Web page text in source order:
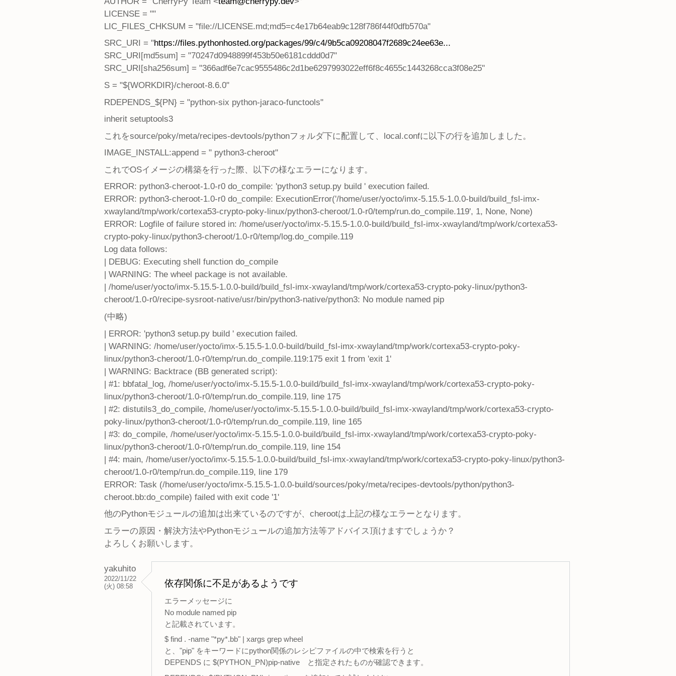
LICENSE = ""
LIC_FILES_CHKSUM = "file://LICENSE.md;md5=c4e17b64eab9c128f786f44f0dfb570a"
SRC_URI = "https://files.pythonhosted.org/packages/99/c4/9b5ca09208047f2689c24ee63e...
SRC_URI[md5sum] = "70247d0948899f453b50e6181cddd0d7"
SRC_URI[sha256sum] = "366adf6e7cac9555486c2d1be6297993022eff6f8c4655c1443268cca3f08e25"
S = "${WORKDIR}/cheroot-8.6.0"
RDEPENDS_${PN} = "python-six python-jaraco-functools"
inherit setuptools3
これをsource/poky/meta/recipes-devtools/pythonフォルダ下に配置して、local.confに以下の行を追加しました。
IMAGE_INSTALL:append = " python3-cheroot"
これでOSイメージの構築を行った際、以下の様なエラーになります。
ERROR: python3-cheroot-1.0-r0 do_compile: 'python3 setup.py build ' execution failed.
ERROR: python3-cheroot-1.0-r0 do_compile: ExecutionError('/home/user/yocto/imx-5.15.5-1.0.0-build/build_fsl-imx-
xwayland/tmp/work/cortexa53-crypto-poky-linux/python3-cheroot/1.0-r0/temp/run.do_compile.119', 1, None, None)
ERROR: Logfile of failure stored in: /home/user/yocto/imx-5.15.5-1.0.0-build/build_fsl-imx-xwayland/tmp/work/cortexa53-
crypto-poky-linux/python3-cheroot/1.0-r0/temp/log.do_compile.119
Log data follows:
| DEBUG: Executing shell function do_compile
| WARNING: The wheel package is not available.
| /home/user/yocto/imx-5.15.5-1.0.0-build/build_fsl-imx-xwayland/tmp/work/cortexa53-crypto-poky-linux/python3-
cheroot/1.0-r0/recipe-sysroot-native/usr/bin/python3-native/python3: No module named pip
(中略)
| ERROR: 'python3 setup.py build ' execution failed.
| WARNING: /home/user/yocto/imx-5.15.5-1.0.0-build/build_fsl-imx-xwayland/tmp/work/cortexa53-crypto-poky-
linux/python3-cheroot/1.0-r0/temp/run.do_compile.119:175 exit 1 from 'exit 1'
| WARNING: Backtrace (BB generated script):
| #1: bbfatal_log, /home/user/yocto/imx-5.15.5-1.0.0-build/build_fsl-imx-xwayland/tmp/work/cortexa53-crypto-poky-
linux/python3-cheroot/1.0-r0/temp/run.do_compile.119, line 175
| #2: distutils3_do_compile, /home/user/yocto/imx-5.15.5-1.0.0-build/build_fsl-imx-xwayland/tmp/work/cortexa53-crypto-
poky-linux/python3-cheroot/1.0-r0/temp/run.do_compile.119, line 165
| #3: do_compile, /home/user/yocto/imx-5.15.5-1.0.0-build/build_fsl-imx-xwayland/tmp/work/cortexa53-crypto-poky-
linux/python3-cheroot/1.0-r0/temp/run.do_compile.119, line 154
| #4: main, /home/user/yocto/imx-5.15.5-1.0.0-build/build_fsl-imx-xwayland/tmp/work/cortexa53-crypto-poky-linux/python3-
cheroot/1.0-r0/temp/run.do_compile.119, line 179
ERROR: Task (/home/user/yocto/imx-5.15.5-1.0.0-build/sources/poky/meta/recipes-devtools/python/python3-
cheroot.bb:do_compile) failed with exit code '1'
他のPythonモジュールの追加は出来ているのですが、cherootは上記の様なエラーとなります。
エラーの原因・解決方法やPythonモジュールの追加方法等アドバイス頂けますでしょうか？
よろしくお願いします。
yakuhito
2022/11/22
(火) 08:58
依存関係に不足があるようです
エラーメッセージに
No module named pip
と記載されています。
$ find . -name "*py*.bb" | xargs grep wheel
と、"pip" をキーワードにpython関係のレシピファイルの中で検索を行うと
DEPENDS に $(PYTHON_PN)pip-native と指定されたものが確認できます。